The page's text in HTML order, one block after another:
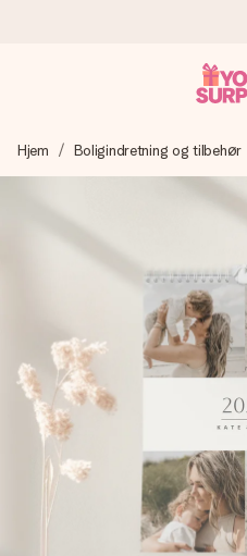
Vi laver din gave med omhu
du kan give den på det helt
4,7 (baseret på
Vores gaver inspirerer.
Reviews.
Gratis kort med hilsen
Lav noget særligt i blot få
billede af dig eller en
Intet besvær men
Hjem Boligindretning og tilbehør